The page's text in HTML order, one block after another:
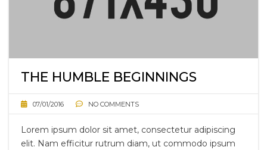
THE HUMBLE BEGINNINGS
07/01/2016 NO COMMENTS
Lorem ipsum dolor sit amet, consectetur adipiscing
elit. Nam efficitur rutrum diam, ut commodo ipsum